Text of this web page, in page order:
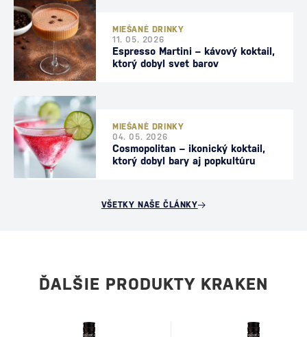
MIEŠANÉ DRINKY
11. 05. 2026
Espresso Martini – kávový koktail,
ktorý dobyl svet barov
MIEŠANÉ DRINKY
04. 05. 2026
Cosmopolitan – ikonický koktail,
ktorý dobyl bary aj popkultúru
VŠETKY NAŠE ČLÁNKY
ĎALŠIE PRODUKTY KRAKEN